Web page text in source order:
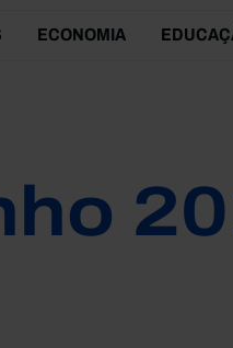
ECONOMIA